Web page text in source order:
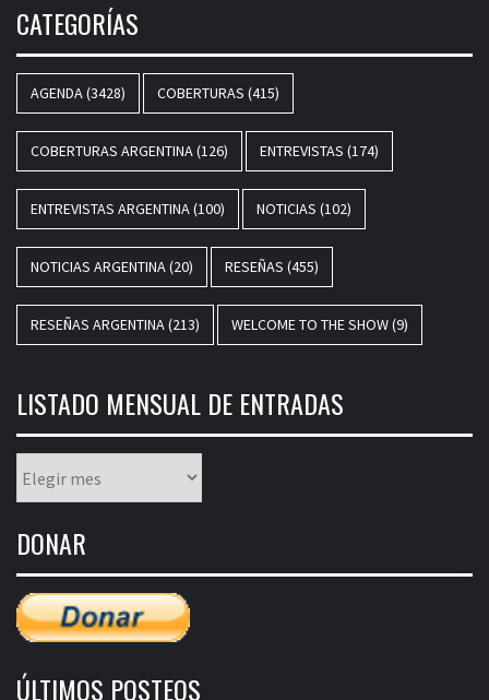
CATEGORÍAS
AGENDA(3428) COBERTURAS (415)
COBERTURAS ARGENTINA(126) ENTREVISTAS (174)
ENTREVISTAS ARGENTINA(100) NOTICIAS (102)
NOTICIAS ARGENTINA(20) RESEÑAS (455)
RESEÑAS ARGENTINA(213) WELCOME TO THE SHOW(9)
LISTADO MENSUAL DE ENTRADAS
mensual
entradas
DONAR
ÚLTIMOS POSTEOS